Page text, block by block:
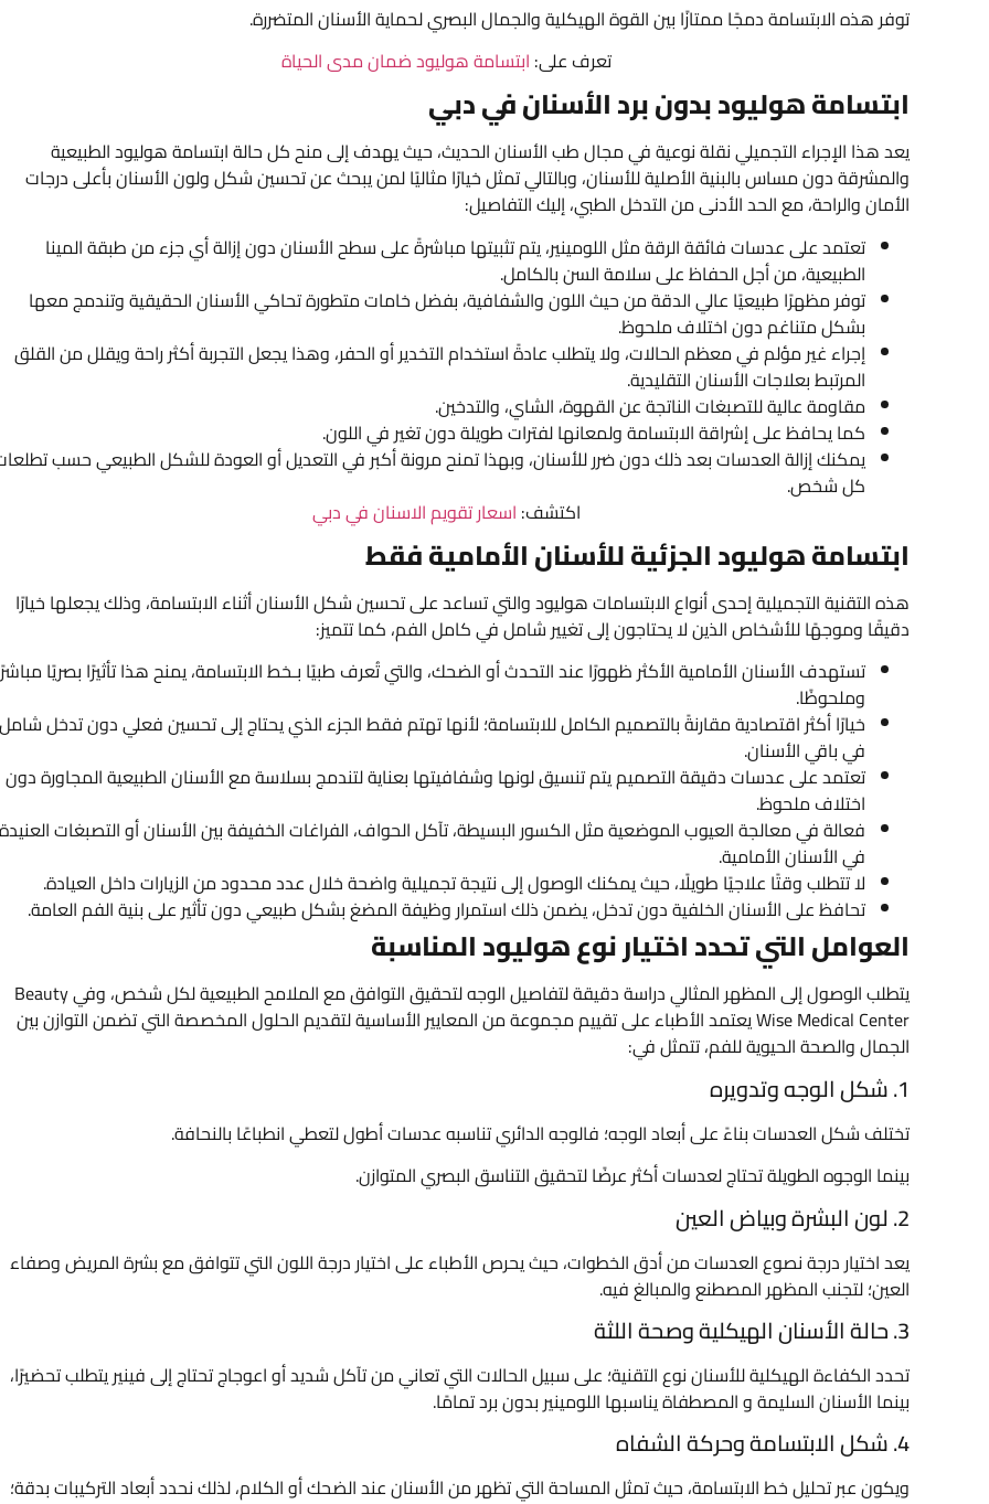
توفر هذه الابتسامة دمجًا ممتازًا بين القوة الهيكلية والجمال البصري لحماية الأسنان المتضررة.
تعرف على: ابتسامة هوليود ضمان مدى الحياة
ابتسامة هوليود بدون برد الأسنان في دبي
يعد هذا الإجراء التجميلي نقلة نوعية في مجال طب الأسنان الحديث، حيث يهدف إلى منح كل حالة ابتسامة هوليود الطبيعية
والمشرقة دون مساس بالبنية الأصلية للأسنان، وبالتالي تمثل خيارًا مثاليًا لمن يبحث عن تحسين شكل ولون الأسنان بأعلى درجات
الأمان والراحة، مع الحد الأدنى من التدخل الطبي، إليك التفاصيل:
تعتمد على عدسات فائقة الرقة مثل اللومينير، يتم تثبيتها مباشرةً على سطح الأسنان دون إزالة أي جزء من طبقة المينا
الطبيعية، من أجل الحفاظ على سلامة السن بالكامل.
توفر مظهرًا طبيعيًا عالي الدقة من حيث اللون والشفافية، بفضل خامات متطورة تحاكي الأسنان الحقيقية وتندمج معها
بشكل متناغم دون اختلاف ملحوظ.
إجراء غير مؤلم في معظم الحالات، ولا يتطلب عادةً استخدام التخدير أو الحفر، وهذا يجعل التجربة أكثر راحة ويقلل من القلق
المرتبط بعلاجات الأسنان التقليدية.
مقاومة عالية للتصبغات الناتجة عن القهوة، الشاي، والتدخين.
كما يحافظ على إشراقة الابتسامة ولمعانها لفترات طويلة دون تغير في اللون.
يمكنك إزالة العدسات بعد ذلك دون ضرر للأسنان، وبهذا تمنح مرونة أكبر في التعديل أو العودة للشكل الطبيعي حسب
كل شخص.
اكتشف: اسعار تقويم الاسنان في دبي
ابتسامة هوليود الجزئية للأسنان الأمامية فقط
هذه التقنية التجميلية إحدى أنواع الابتسامات هوليود والتي تساعد على تحسين شكل الأسنان أثناء الابتسامة، وذلك يجعلها خيارًا
دقيقًا وموجهًا للأشخاص الذين لا يحتاجون إلى تغيير شامل في كامل الفم، كما تتميز:
تستهدف الأسنان الأمامية الأكثر ظهورًا عند التحدث أو الضحك، والتي تُعرف طبيًا بـخط الابتسامة، يمنح هذا تأثيرًا بصريًا
وملحوظًا.
خيارًا أكثر اقتصادية مقارنةً بالتصميم الكامل للابتسامة؛ لأنها تهتم فقط الجزء الذي يحتاج إلى تحسين فعلي دون تدخل شامل
في باقي الأسنان.
تعتمد على عدسات دقيقة التصميم يتم تنسيق لونها وشفافيتها بعناية لتندمج بسلاسة مع الأسنان الطبيعية المجاورة دون
اختلاف ملحوظ.
فعالة في معالجة العيوب الموضعية مثل الكسور البسيطة، تآكل الحواف، الفراغات الخفيفة بين الأسنان أو التصبغات العنيدة
في الأسنان الأمامية.
لا تتطلب وقتًا علاجيًا طويلًا، حيث يمكنك الوصول إلى نتيجة تجميلية واضحة خلال عدد محدود من الزيارات داخل العيادة.
تحافظ على الأسنان الخلفية دون تدخل، يضمن ذلك استمرار وظيفة المضغ بشكل طبيعي دون تأثير على بنية الفم العامة.
العوامل التي تحدد اختيار نوع هوليود المناسبة
يتطلب الوصول إلى المظهر المثالي دراسة دقيقة لتفاصيل الوجه لتحقيق التوافق مع الملامح الطبيعية لكل شخص، وفي Beauty
Wise Medical Center يعتمد الأطباء على تقييم مجموعة من المعايير الأساسية لتقديم الحلول المخصصة التي تضمن التوازن بين
الجمال والصحة الحيوية للفم، تتمثل في:
1. شكل الوجه وتدويره
تختلف شكل العدسات بناءً على أبعاد الوجه؛ فالوجه الدائري تناسبه عدسات أطول لتعطي انطباعًا بالنحافة.
بينما الوجوه الطويلة تحتاج لعدسات أكثر عرضًا لتحقيق التناسق البصري المتوازن.
2. لون البشرة وبياض العين
يعد اختيار درجة نصوع العدسات من أدق الخطوات، حيث يحرص الأطباء على اختيار درجة اللون التي تتوافق مع بشرة المريض وصفاء
العين؛ لتجنب المظهر المصطنع والمبالغ فيه.
3. حالة الأسنان الهيكلية وصحة اللثة
تحدد الكفاءة الهيكلية للأسنان نوع التقنية؛ على سبيل الحالات التي تعاني من تآكل شديد أو اعوجاج تحتاج إلى فينير يتطلب تحضيرًا،
بينما الأسنان السليمة و المصطفاة يناسبها اللومينير بدون برد تمامًا.
4. شكل الابتسامة وحركة الشفاه
ويكون عبر تحليل خط الابتسامة، حيث تمثل المساحة التي تظهر من الأسنان عند الضحك أو الكلام، لذلك نحدد أبعاد التركيبات بدقة؛